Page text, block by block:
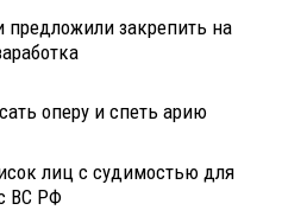
предложили закрепить на
оперу и спеть арию
лиц с судимостью для
ВС РФ